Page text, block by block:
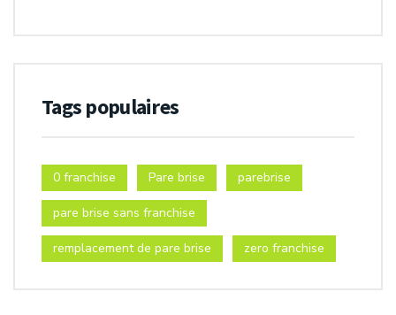
Tags populaires
0 franchise Pare brise parebrise
pare brise sans franchise
remplacement de pare brise zero franchise